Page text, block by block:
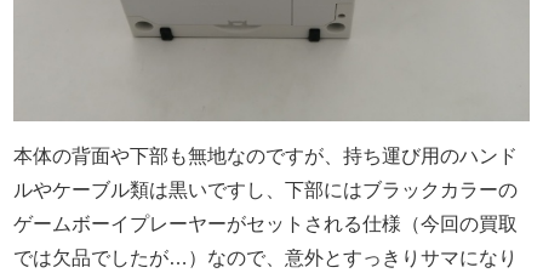
本体の背面や下部も無地なのですが、持ち運び用のハンド
ルやケーブル類は黒いですし、下部にはブラックカラーの
ゲームボーイプレーヤーがセットされる仕様（今回の買取
では欠品でしたが…）なので、意外とすっきりサマになり